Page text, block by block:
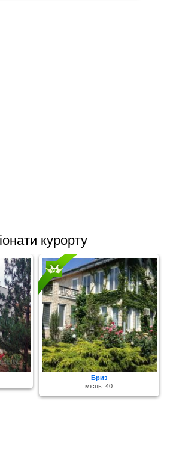
курорту
Бриз
місць: 40